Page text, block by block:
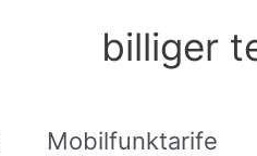
billiger
Mobilfunktarife